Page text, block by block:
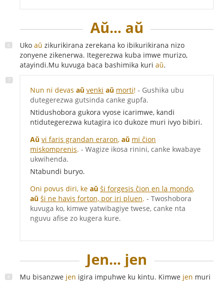
Aŭ... aŭ
Uko aŭ zikurikirana zerekana ko ibikurikirana nizo
zonyene zikenerwa. Itegerezwa kuba imwe murizo,
atayindi.Mu kuvuga baca bashimika kuri aŭ.
Nun ni devas aŭ venki aŭ morti! - Gushika ubu
dutegerezwa gutsinda canke gupfa.
Ntidushobora gukora vyose icarimwe, kandi
ntidutegerezwa kutagira ico dukoze muri ivyo bibiri.
Aŭ vi faris grandan eraron, aŭ mi ĉion
miskomprenis. - Wagize ikosa rinini, canke kwabaye
ukwihenda.
Ntabundi buryo.
Oni povus diri, ke aŭ ŝi forgesis ĉion en la mondo,
aŭ ŝi ne havis forton, por iri pluen. - Twoshobora
kuvuga ko, kimwe yatwibagiye twese, canke nta
nguvu afise zo kugera kure.
Jen... jen
Mu bisanzwe jen igira impuhwe ku kintu. Kimwe jen muri